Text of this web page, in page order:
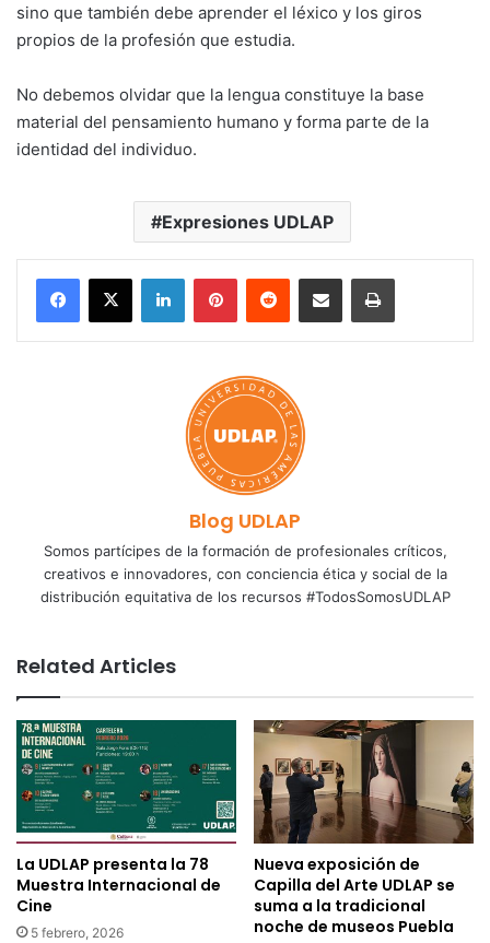
sino que también debe aprender el léxico y los giros
propios de la profesión que estudia.
No debemos olvidar que la lengua constituye la base
material del pensamiento humano y forma parte de la
identidad del individuo.
Expresiones UDLAP
LinkedInPinterestReddit Share via Email Print
Blog UDLAP
Somos partícipes de la formación de profesionales críticos,
creativos e innovadores, con conciencia ética y social de la
distribución equitativa de los recursos #TodosSomosUDLAP
Related Articles
La UDLAP presenta la 78
Muestra Internacional de
Cine
5 febrero, 2026
Nueva exposición de
Capilla del Arte UDLAP se
suma a la tradicional
noche de museos Puebla